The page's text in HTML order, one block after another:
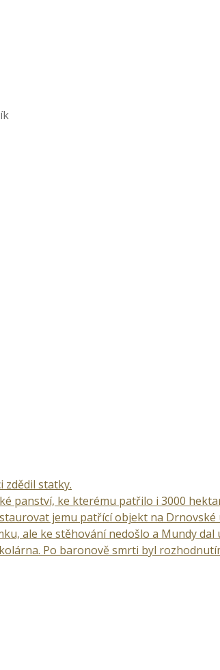
zdědil statky.
panství, ke kterému patřilo i 3000
jemu patřící objekt na
ale ke stěhování nedošlo a Mundy
Po baronově smrti byl